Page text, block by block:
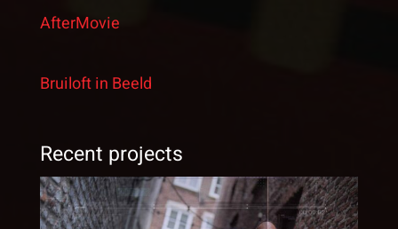
AfterMovie
Bruiloft in Beeld
Recent projects